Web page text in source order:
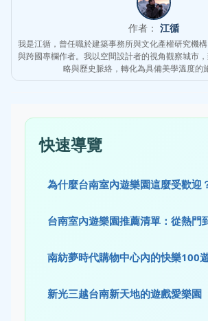
作者： 江循
我是江循，曾任職於建築事務所與文化產權研究機
與跨國專欄作者。我以空間設計者的視角觀察城市
略與歷史脈絡，轉化為具備美學溫度的
快速導覽
為什麼台南室內遊樂園這麼受歡迎
台南室內遊樂園推薦清單：從熱門
南紡夢時代購物中心內的快樂100
新光三越台南新天地的遊戲愛樂園